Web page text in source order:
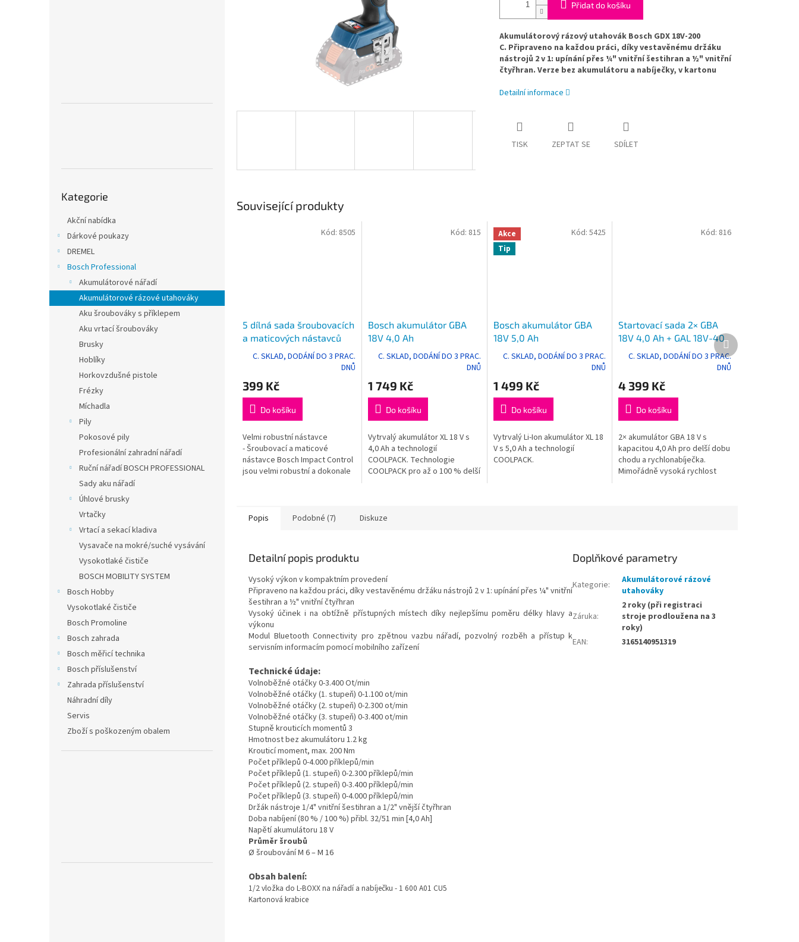
kategorie
Kategorie
Akční nabídka
Dárkové poukazy
DREMEL
Bosch Professional
Akumulátorové nářadí
Akumulátorové rázové utahováky
Aku šroubováky s příklepem
Aku vrtací šroubováky
Brusky
Hoblíky
Horkovzdušné pistole
Frézky
Míchadla
Pily
Pokosové pily
Profesionální zahradní nářadí
Ruční nářadí BOSCH PROFESSIONAL
Sady aku nářadí
Úhlové brusky
Vrtačky
Vrtací a sekací kladiva
Vysavače na mokré/suché vysávání
Vysokotlaké čističe
BOSCH MOBILITY SYSTEM
Bosch Hobby
Vysokotlaké čističe
Bosch Promoline
Bosch zahrada
Bosch měřicí technika
Bosch příslušenství
Zahrada příslušenství
Náhradní díly
Servis
Zboží s poškozeným obalem
Přidat do košíku
Akumulátorový rázový utahovák Bosch GDX 18V-200
C. Připraveno na každou práci, díky vestavěnému držáku
nástrojů 2 v 1: upínání přes ¼" vnitřní šestihran a ½" vnitřní
čtyřhran. Verze bez akumulátoru a nabíječky, v kartonu
Detailní informace
TISK ZEPTAT SE SDÍLET
Související produkty
5 dílná sada šroubovacích
a maticových nástavců
Impact Control
C. SKLAD, DODÁNÍ DO 3 PRAC.
DNŮ
399 Kč
Do košíku
Velmi robustní nástavce
- Šroubovací a maticové
nástavce Bosch Impact Control
jsou velmi robustní a dokonale
Kód: 8505
Bosch akumulátor GBA
18V 4,0 Ah
C. SKLAD, DODÁNÍ DO 3 PRAC.
DNŮ
1 749 Kč
Do košíku
Vytrvalý akumulátor XL 18 V s
4,0 Ah a technologií
COOLPACK. Technologie
COOLPACK pro až o 100 % delší
Kód: 815
Akce
Tip
Bosch akumulátor GBA
18V 5,0 Ah
C. SKLAD, DODÁNÍ DO 3 PRAC.
DNŮ
1 499 Kč
Do košíku
Vytrvalý Li-Ion akumulátor XL 18
V s 5,0 Ah a technologií
COOLPACK.
Kód:5425
Startovací sada 2× GBA
18V 4,0 Ah + GAL 18V-40
C. SKLAD, DODÁNÍ DO 3 PRAC.
DNŮ
4 399 Kč
Do košíku
2× akumulátor GBA 18 V s
kapacitou 4,0 Ah pro delší dobu
chodu a rychlonabíječka.
Mimořádně vysoká rychlost
Kód: 816
Další
produkt
Popis Podobné (7) Diskuze
Detailní popis produktu
Vysoký výkon v kompaktním provedení
Připraveno na každou práci, díky vestavěnému držáku nástrojů 2 v 1: upínání přes ¼" vnitřní
šestihran a ½" vnitřní čtyřhran
Vysoký účinek i na obtížně přístupných místech díky nejlepšímu poměru délky hlavy a
výkonu
Modul Bluetooth Connectivity pro zpětnou vazbu nářadí, pozvolný rozběh a přístup k
servisním informacím pomocí mobilního zařízení
Technické údaje:
Volnoběžné otáčky 0-3.400 Ot/min
Volnoběžné otáčky (1. stupeň) 0-1.100 ot/min
Volnoběžné otáčky (2. stupeň) 0-2.300 ot/min
Volnoběžné otáčky (3. stupeň) 0-3.400 ot/min
Stupně krouticích momentů 3
Hmotnost bez akumulátoru 1.2 kg
Krouticí moment, max. 200 Nm
Počet příklepů 0-4.000 příklepů/min
Počet příklepů (1. stupeň) 0-2.300 příklepů/min
Počet příklepů (2. stupeň) 0-3.400 příklepů/min
Počet příklepů (3. stupeň) 0-4.000 příklepů/min
Držák nástroje 1/4" vnitřní šestihran a 1/2" vnější čtyřhran
Doba nabíjení (80 % / 100 %) přibl. 32/51 min [4,0 Ah]
Napětí akumulátoru 18 V
Průměr šroubů
Ø šroubování M 6 – M 16
Obsah balení:
1/2 vložka do L-BOXX na nářadí a nabíječku - 1 600 A01 CU5
Kartonová krabice
Doplňkové parametry
Kategorie:
Akumulátorové rázové
utahováky
Záruka:
2 roky (při registraci
stroje prodloužena na 3
roky)
EAN: 3165140951319